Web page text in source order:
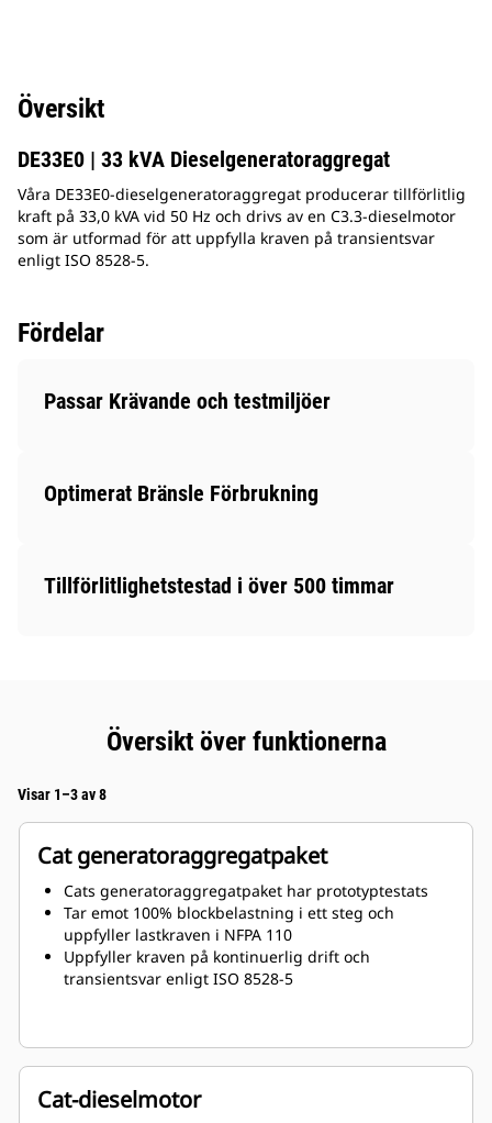
Översikt
DE33E0 | 33 kVA Dieselgeneratoraggregat
Våra DE33E0-dieselgeneratoraggregat producerar tillförlitlig
kraft på 33,0 kVA vid 50 Hz och drivs av en C3.3-dieselmotor
som är utformad för att uppfylla kraven på transientsvar
enligt ISO 8528-5.
Fördelar
Passar Krävande och testmiljöer
Optimerat Bränsle Förbrukning
Tillförlitlighetstestad i över 500 timmar
Översikt över funktionerna
Visar 1–3 av 8
Cat generatoraggregatpaket
Cats generatoraggregatpaket har prototyptestats
Tar emot 100% blockbelastning i ett steg och
uppfyller lastkraven i NFPA 110
Uppfyller kraven på kontinuerlig drift och
transientsvar enligt ISO 8528-5
Cat-dieselmotor